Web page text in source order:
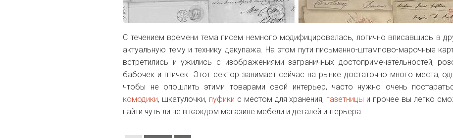
С течением времени тема писем немного модифицировалась, логично вписавшись в
актуальную тему и технику декупажа. На этом пути письменно-штампово-марочные
встретились и ужились с изображениями заграничных достопримечательностей,
бабочек и птичек. Этот сектор занимает сейчас на рынке достаточно много места,
чтобы не опошлить этими товарами свой интерьер, часто нужно очень
комодики, шкатулочки, пуфики c местом для хранения, газетницы и прочее вы легко
найти чуть ли не в каждом магазине мебели и деталей интерьера.